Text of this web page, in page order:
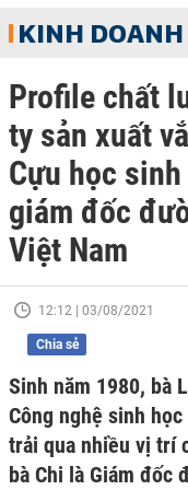
KINH DOANH
Profile chất
ty sản xuất
Cựu học
giám đốc
Việt Nam
12:12 | 03/08/2021
Chia sẻ
Sinh năm 1980, bà
Công nghệ sinh
trải qua nhiều vị trí
bà Chi là Giám đốc